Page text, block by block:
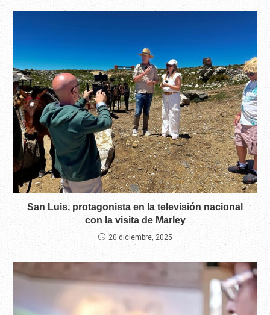
San Luis, protagonista en la televisión nacional
con la visita de Marley
20 diciembre, 2025